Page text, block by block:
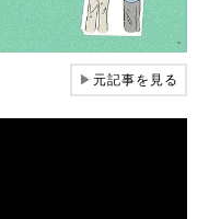
▶元記事を見る